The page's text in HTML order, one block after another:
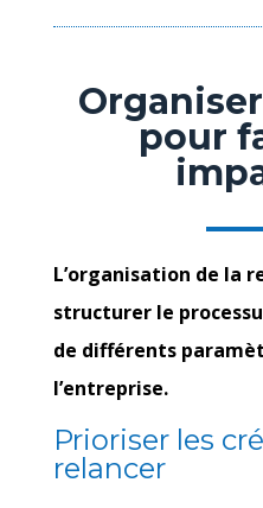
pour
L’organisation de la
structurer le
de différents
l’entreprise.
Prioriser les
relancer